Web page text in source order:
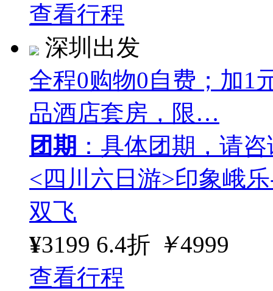
查看行程
深圳出发
全程0购物0自费；加1
品酒店套房，限…
团期 ：具体团期，请
<四川六日游>印象峨
双飞
¥3199 6.4折 ￥4999
查看行程